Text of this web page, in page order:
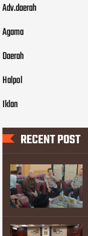
Adv.daerah
Agama
Daerah
Halpol
Iklan
RECENT POST